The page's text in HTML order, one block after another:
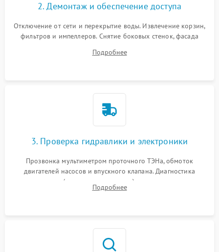
2. Демонтаж и обеспечение доступа
Отключение от сети и перекрытие воды. Извлечение корзин,
фильтров и импеллеров. Снятие боковых стенок, фасада
циркуляционному насосу, ТЭНу и сливной помпе.
Подробнее
3. Проверка гидравлики и электроники
Прозвонка мультиметром проточного ТЭНа, обмоток
двигателей насосов и впускного клапана. Диагностика
прессостата (датчика уровня воды), датчика мутности,
концевика дверцы и электронного модуля управления.
Подробнее